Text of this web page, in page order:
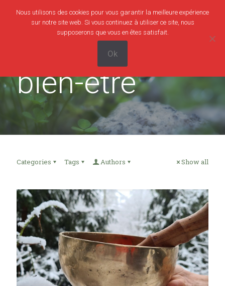
0
0,00€
bien-être
Categories Tags Authors Show all
Nous utilisons des cookies pour vous garantir la meilleure expérience
sur notre site web. Si vous continuez à utiliser ce site, nous
supposerons que vous en êtes satisfait.
Ok